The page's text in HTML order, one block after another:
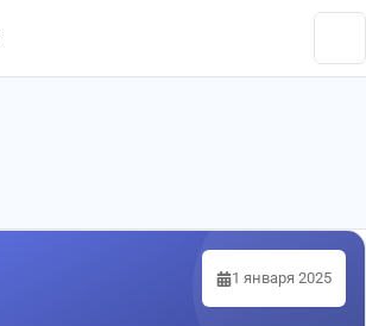
1 января 2025